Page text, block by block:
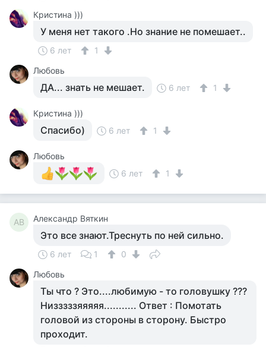
Кристина )))
У меня нет такого .Но знание не помешает..
6 лет
1
Любовь
ДА... знать не мешает. 6 лет 1
Кристина )))
Спасибо) 6 лет 1
Любовь
6 лет
1
АВ Александр Вяткин
Это все знают.Треснуть по ней сильно.
6 лет 1
0
Любовь
Ты что ? Это....любимую - то головушку ???
Низззззяяяяя........... Ответ : Помотать
головой из стороны в сторону. Быстро
проходит.